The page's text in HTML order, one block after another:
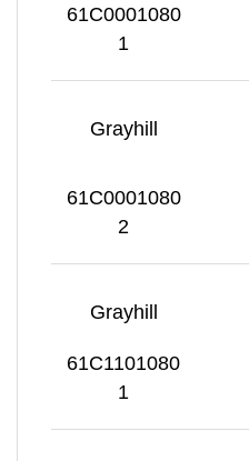
61C0001080
1
Grayhill
61C0001080
2
Grayhill
61C1101080
1